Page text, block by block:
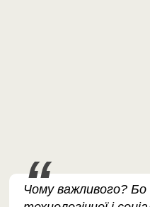
Чому важливого? Бо